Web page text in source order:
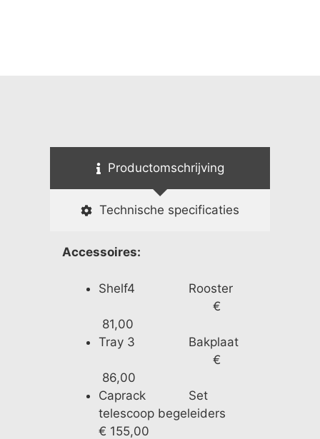
Productomschrijving
Technische specificaties
Accessoires:
Shelf4 Rooster
€
81,00
Tray 3 Bakplaat
€
86,00
Caprack Set
telescoop begeleiders
€ 155,00